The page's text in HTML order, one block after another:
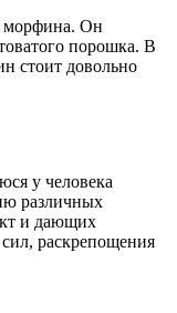
морфина. Он
порошка. В
стоит довольно
у человека
различных
и дающих
раскрепощения